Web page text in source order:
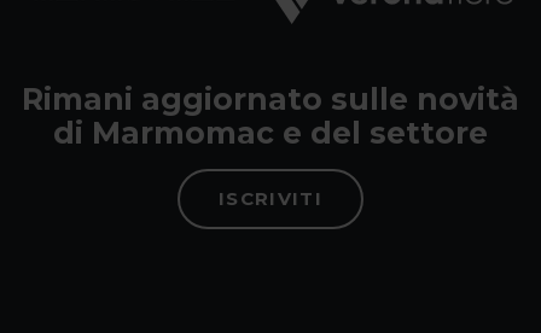
Rimani aggiornato sulle novità
di Marmomac e del settore
ISCRIVITI